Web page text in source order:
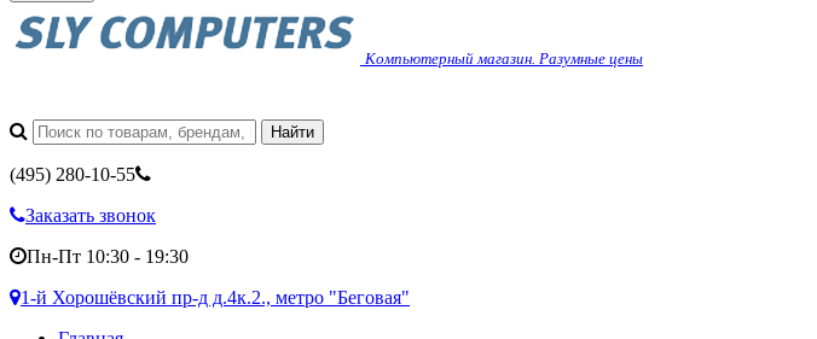
Компьютерный магазин. Разумные цены
(495) 280-10-55
Заказать звонок
Пн-Пт 10:30 - 19:30
1-й Хорошёвский пр-д д.4к.2., метро "Беговая"